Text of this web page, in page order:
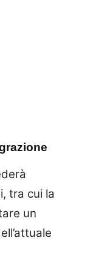
tra cui la
un